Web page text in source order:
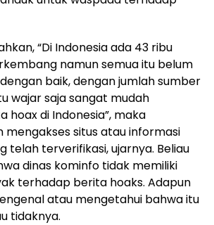
“Di Indonesia ada 43 ribu
namun semua itu belum
baik, dengan jumlah sumber
wajar saja sangat mudah
hoax di Indonesia”, maka
mengakses situs atau informasi
telah terverifikasi, ujarnya. Beliau
dinas kominfo tidak memiliki
terhadap berita hoaks. Adapun
atau mengetahui bahwa itu
tidaknya.